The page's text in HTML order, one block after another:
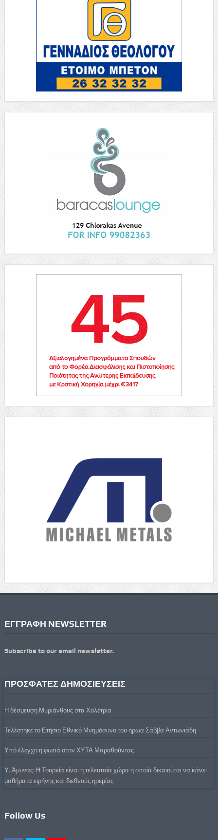
ΕΓΓΡΑΦΗ NEWSLETTER
Subscribe to our email newsletter.
ΠΡΟΣΦΑΤΕΣ ΔΗΜΟΣΙΕΥΣΕΙΣ
Η δέσμευση Μυριάνθους στα Χολέτρια
Τελέστηκε το Ετήσιο Εθνικό Μνημόσυνο του ήρωα Σάββα Αντωνιάδη
Υπό έλεγχο η φωτιά στον ΧΥΤΑ Μαραθούντας
Υ. Άμυνας: Η Τουρκία είναι η τελευταία χώρα η οποία δικαιούται να κάνει
μαθήματα ειρήνης και διεθνούς ηρεμίας
Follow Us